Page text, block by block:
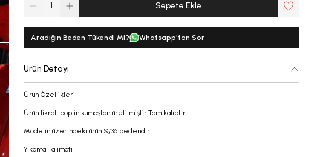
1 Sepete Ekle
Aradığın Beden Tükendi Mi? Whatsapp'tan Sor
Ürün Detayı
Ürün Özellikleri
Ürün likralı poplin kumaştan üretilmiştir.Tam kalıptır.
Modelin üzerindeki ürün S/36 bedendir.
Yıkama Talimatı